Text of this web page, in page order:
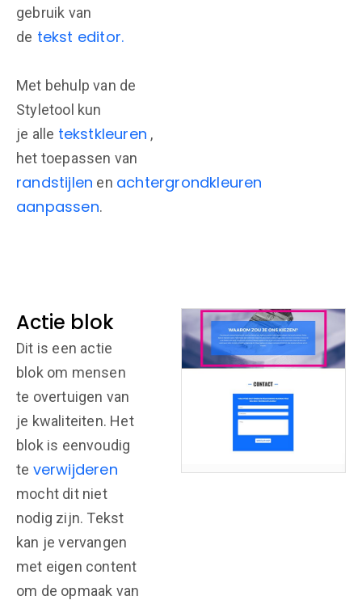
gebruik van
de tekst editor.
Met behulp van de
Styletool kun
je alle tekstkleuren ,
het toepassen van
randstijlen en achtergrondkleuren
aanpassen.
Actie blok
Dit is een actie
blok om mensen
te overtuigen van
je kwaliteiten. Het
blok is eenvoudig
te verwijderen
mocht dit niet
nodig zijn. Tekst
kan je vervangen
met eigen content
om de opmaak van